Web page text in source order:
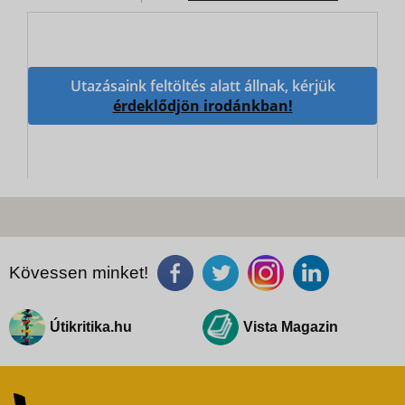
Utazásaink feltöltés alatt állnak, kérjük
érdeklődjön irodánkban!
Kövessen minket!
Útikritika.hu Vista Magazin